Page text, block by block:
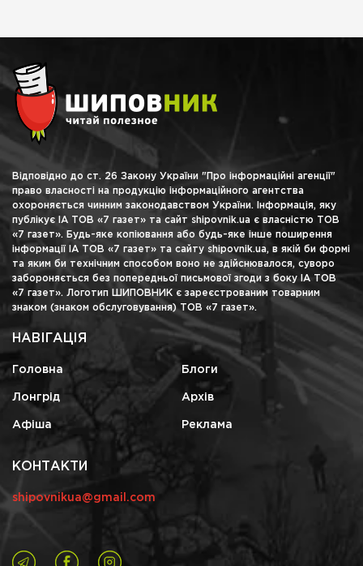
Відповідно до ст. 26 Закону України "Про інформаційні агенції"
право власності на продукцію інформаційного агентства
охороняється чинним законодавством України. Інформація, яку
публікує ІА ТОВ «7 газет» та сайт shipovnik.ua є власністю ТОВ
«7 газет». Будь-яке копіювання або будь-яке інше поширення
інформації ІА ТОВ «7 газет» та сайту shipovnik.ua, в якій би формі
та яким би технічним способом воно не здійснювалося, суворо
забороняється без попередньої письмової згоди з боку ІА ТОВ
«7 газет». Логотип ШИПОВНИК є зареєстрованим товарним
знаком (знаком обслуговування) ТОВ «7 газет».
НАВІГАЦІЯ
Головна Блоги
Лонгрід Архів
Афіша Реклама
КОНТАКТИ
shipovnikua@gmail.com